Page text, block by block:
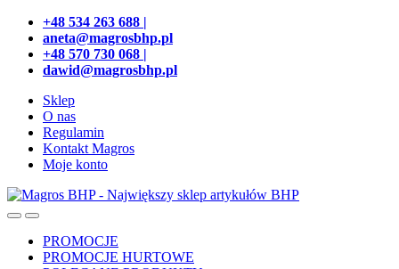
Przejdź
nawigacji
Przeskocz
treści
+48 534 263 688 |
aneta@magrosbhp.pl
+48 570 730 068 |
dawid@magrosbhp.pl
Sklep
O nas
Regulamin
Kontakt Magros
Moje konto
PROMOCJE
PROMOCJE HURTOWE